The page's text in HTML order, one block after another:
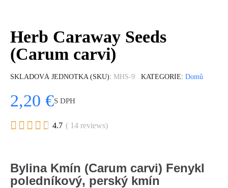
Herb Caraway Seeds
(Carum carvi)
SKLADOVÁ JEDNOTKA (SKU) MHS-9 KATEGORIE Domů
2,20 €S DPH
     4.7 ( 14 reviews)
Bylina Kmín (Carum carvi) Fenykl
poledníkový, perský kmín